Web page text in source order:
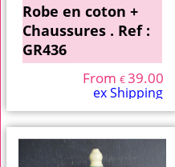
Robe en coton +
Chaussures . Ref :
GR436
From €39.00
ex Shipping